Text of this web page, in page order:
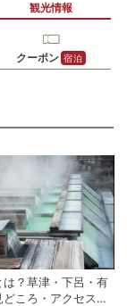
観光情報
クーポン 宿泊
は？草津・下呂・有
ころ・アクセスを